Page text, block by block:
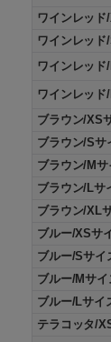
ワインレッド
ワインレッド
ワインレッド
ワインレッド
ブラウン/XS
ブラウン/Sサ
ブラウン/Mサ
ブラウン/Lサ
ブラウン/XL
ブルー/XSサ
ブルー/Sサイ
ブルー/Mサイ
ブルー/Lサイ
テラコッタ/